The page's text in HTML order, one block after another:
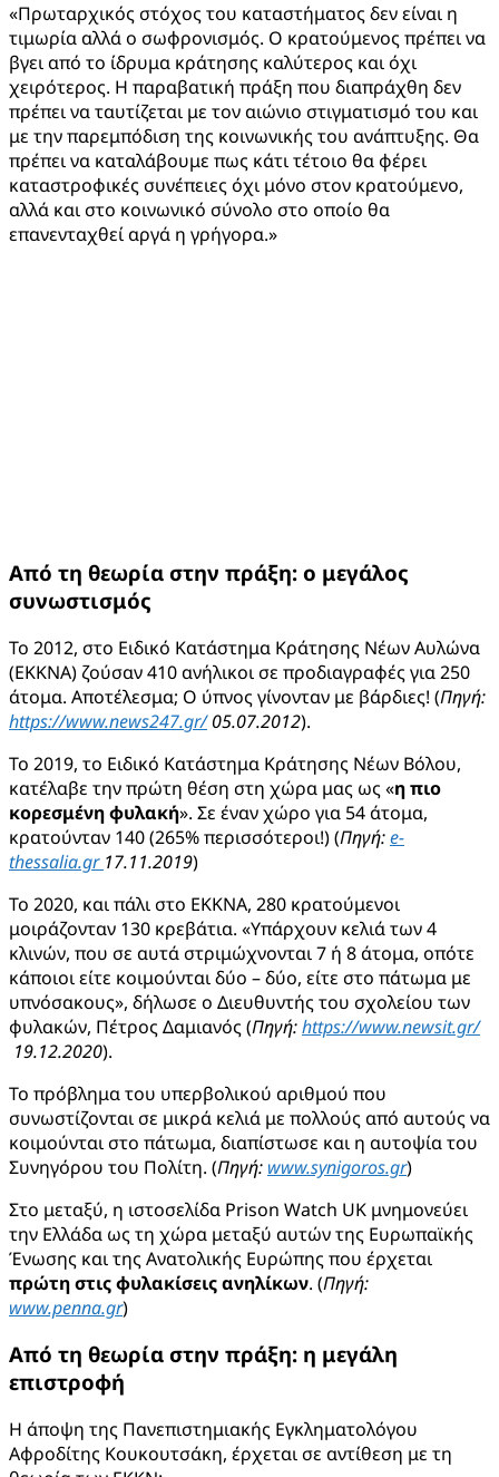
«Πρωταρχικός στόχος του καταστήματος δεν είναι η
τιμωρία αλλά ο σωφρονισμός. Ο κρατούμενος πρέπει να
βγει από το ίδρυμα κράτησης καλύτερος και όχι
χειρότερος. Η παραβατική πράξη που διαπράχθη δεν
πρέπει να ταυτίζεται με τον αιώνιο στιγματισμό του και
με την παρεμπόδιση της κοινωνικής του ανάπτυξης. Θα
πρέπει να καταλάβουμε πως κάτι τέτοιο θα φέρει
καταστροφικές συνέπειες όχι μόνο στον κρατούμενο,
αλλά και στο κοινωνικό σύνολο στο οποίο θα
επανενταχθεί αργά η γρήγορα.»
Από τη θεωρία στην πράξη: ο μεγάλος
συνωστισμός
Το 2012, στo Ειδικό Κατάστημα Κράτησης Νέων Αυλώνα
(ΕΚΚΝΑ) ζούσαν 410 ανήλικοι σε προδιαγραφές για 250
άτομα. Αποτέλεσμα; Ο ύπνος γίνονταν με βάρδιες! (Πηγή:
https://www.news247.gr/ 05.07.2012).
Το 2019, το Ειδικό Κατάστημα Κράτησης Νέων Βόλου,
κατέλαβε την πρώτη θέση στη χώρα μας ως «η πιο
κορεσμένη φυλακή». Σε έναν χώρο για 54 άτομα,
κρατούνταν 140 (265% περισσότεροι!) (Πηγή:e-
thessalia.gr 17.11.2019)
Το 2020, και πάλι στο ΕΚΚΝΑ, 280 κρατούμενοι
μοιράζονταν 130 κρεβάτια. «Υπάρχουν κελιά των 4
κλινών, που σε αυτά στριμώχνονται 7 ή 8 άτομα, οπότε
κάποιοι είτε κοιμούνται δύο – δύο, είτε στο πάτωμα με
υπνόσακους», δήλωσε ο Διευθυντής του σχολείου των
φυλακών, Πέτρος Δαμιανός (Πηγή:https://www.newsit.gr/
19.12.2020).
Το πρόβλημα του υπερβολικού αριθμού που
συνωστίζονται σε μικρά κελιά με πολλούς από αυτούς να
κοιμούνται στο πάτωμα, διαπίστωσε και η αυτοψία του
Συνηγόρου του Πολίτη. (Πηγή: www.synigoros.gr)
Στο μεταξύ, η ιστοσελίδα Prison Watch UK μνημονεύει
την Ελλάδα ως τη χώρα μεταξύ αυτών της Ευρωπαϊκής
Ένωσης και της Ανατολικής Ευρώπης που έρχεται
πρώτη στις φυλακίσεις ανηλίκων. (Πηγή:
www.penna.gr)
Από τη θεωρία στην πράξη: η μεγάλη
επιστροφή
Η άποψη της Πανεπιστημιακής Εγκληματολόγου
Αφροδίτης Κουκουτσάκη, έρχεται σε αντίθεση με τη